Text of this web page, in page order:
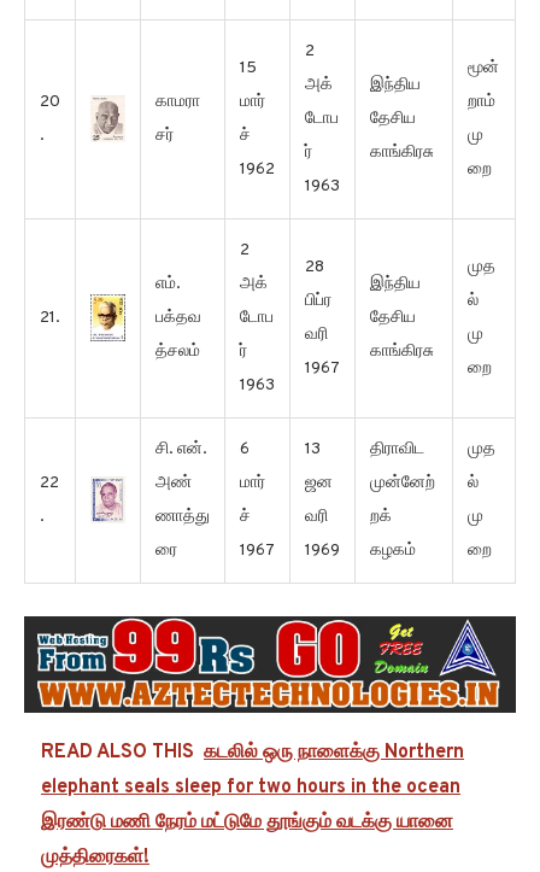
20
.
காமரா
சர்
15
மார்
ச்
1962
2
அக்
டோப
ர்
1963
இந்திய
தேசிய
காங்கிரசு
மூன்
றாம்
மு
றை
21.
எம்.
பக்தவ
த்சலம்
2
அக்
டோப
ர்
1963
28
பிப்ர
வரி
1967
இந்திய
தேசிய
காங்கிரசு
முத
ல்
மு
றை
22
.
சி. என்.
அண்
ணாத்து
ரை
6
மார்
ச்
1967
13
ஜன
வரி
1969
திராவிட
முன்னேற்
றக்
கழகம்
முத
ல்
மு
றை
READ ALSO THIS கடலில் ஒரு நாளைக்கு Northern
elephant seals sleep for two hours in the ocean
இரண்டு மணி நேரம் மட்டுமே தூங்கும் வடக்கு யானை
முத்திரைகள்!